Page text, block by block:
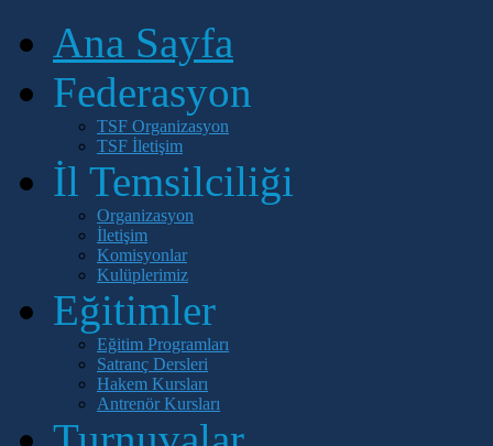
Ana Sayfa
Federasyon
TSF Organizasyon
TSF İletişim
İl Temsilciliği
Organizasyon
İletişim
Komisyonlar
Kulüplerimiz
Eğitimler
Eğitim Programları
Satranç Dersleri
Hakem Kursları
Antrenör Kursları